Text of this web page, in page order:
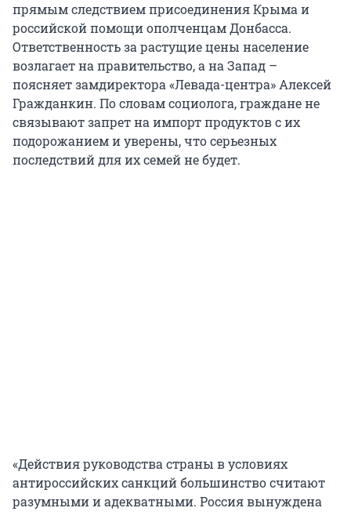
прямым следствием присоединения Крыма и
российской помощи ополченцам Донбасса.
Ответственность за растущие цены население
возлагает на правительство, а на Запад –
поясняет замдиректора «Левада-центра» Алексей
Гражданкин. По словам социолога, граждане не
связывают запрет на импорт продуктов с их
подорожанием и уверены, что серьезных
последствий для их семей не будет.
«Действия руководства страны в условиях
антироссийских санкций большинство считают
разумными и адекватными. Россия вынуждена